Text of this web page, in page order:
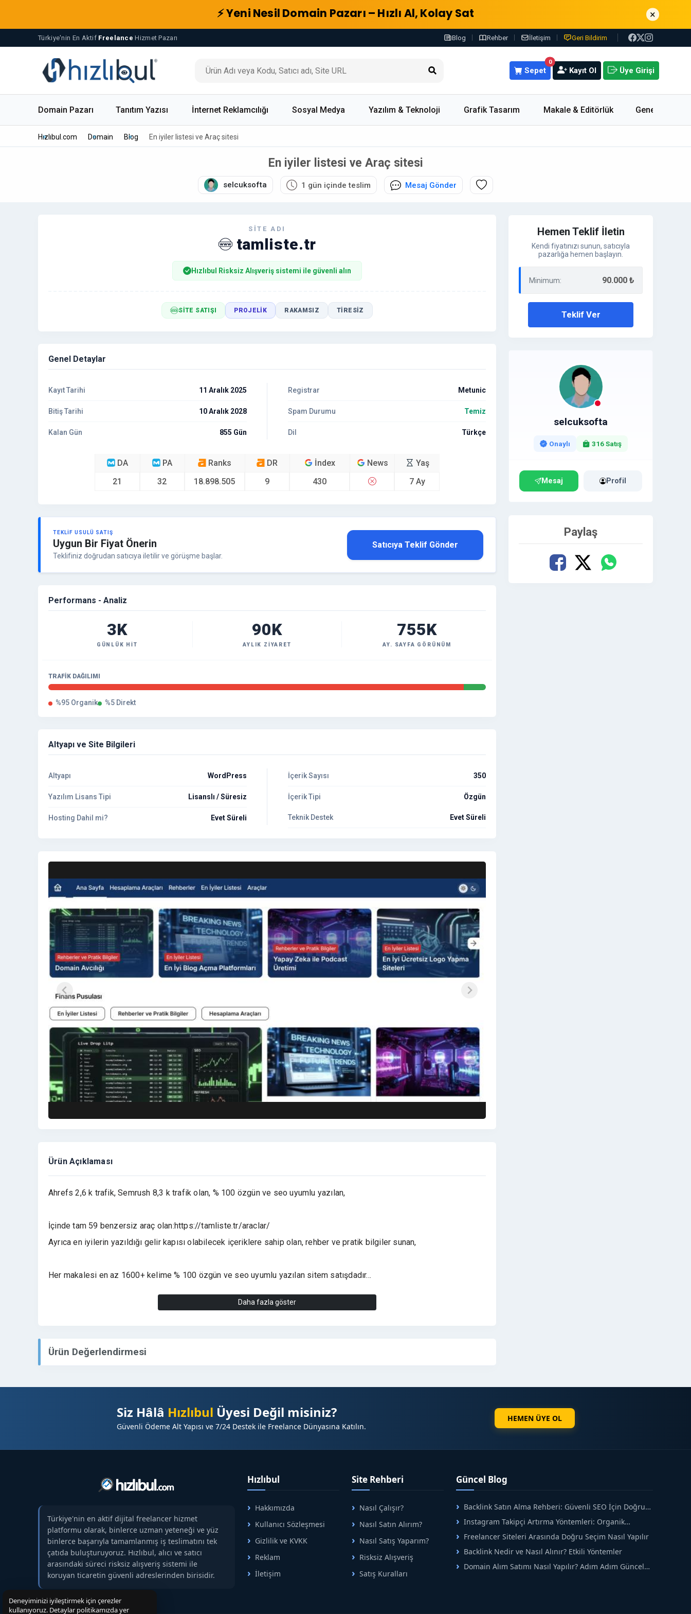
⚡ Yeni Nesil Domain Pazarı – Hızlı Al, Kolay Sat ×
Türkiye'nin En Aktif Freelance Hizmet Pazarı Blog Rehber İletişim Geri Bildirim
0
Sepet Kayıt Ol Üye Girişi
Domain Pazarı Tanıtım Yazısı İnternet Reklamcılığı Sosyal Medya Yazılım & Teknoloji Grafik Tasarım Makale & Editörlük Genel
Hızlıbul.com Domain Blog En iyiler listesi ve Araç sitesi
En iyiler listesi ve Araç sitesi
selcuksofta 1 gün içinde teslim Mesaj Gönder
SITE ADI
tamliste.tr
Hızlıbul Risksiz Alışveriş sistemi ile güvenli alın
SITE SATIŞI PROJELIK RAKAMSIZ TIRESIZ
Genel Detaylar
Kayıt Tarihi 11 Aralık 2025
Bitiş Tarihi 10 Aralık 2028
Kalan Gün 855 Gün
Registrar Metunic
Spam Durumu Temiz
Dil Türkçe
DA
21
PA
32
Ranks
18.898.505
DR
9
İndex
430
News
Yaş
7 Ay
TEKLIF USULÜ SATIŞ
Uygun Bir Fiyat Önerin
Teklifiniz doğrudan satıcıya iletilir ve görüşme başlar.
Satıcıya Teklif Gönder
Performans - Analiz
3K
GÜNLÜK HIT
90K
AYLIK ZIYARET
755K
AY. SAYFA GÖRÜNÜM
TRAFIK DAĞILIMI
%95 Organik %5 Direkt
Altyapı ve Site Bilgileri
Altyapı WordPress
Yazılım Lisans Tipi Lisanslı / Süresiz
Hosting Dahil mi? Evet Süreli
İçerik Sayısı 350
İçerik Tipi Özgün
Teknik Destek Evet Süreli
Ürün Açıklaması
Ahrefs 2,6 k trafik, Semrush 8,3 k trafik olan, % 100 özgün ve seo uyumlu yazılan,
İçinde tam 59 benzersiz araç olan:https://tamliste.tr/araclar/
Ayrıca en iyilerin yazıldığı gelir kapısı olabilecek içeriklere sahip olan, rehber ve pratik bilgiler sunan,
Her makalesi en az 1600+ kelime % 100 özgün ve seo uyumlu yazılan sitem satışdadır...
Domain 10.12.2028'e kadar ödenmiştir ve metunic firmasındadır firma içi ücretsiz devredilir.
Tema kanews (3.000 TL)
Daha fazla göster
Ürün Değerlendirmesi
Hemen Teklif İletin
Kendi fiyatınızı sunun, satıcıyla
pazarlığa hemen başlayın.
Minimum: 90.000 ₺
Teklif Ver
selcuksofta
Onaylı 316 Satış
Mesaj Profil
Paylaş
Siz Hâlâ Hızlıbul Üyesi Değil misiniz?
Güvenli Ödeme Alt Yapısı ve 7/24 Destek ile Freelance Dünyasına Katılın.
HEMEN ÜYE OL
Türkiye'nin en aktif dijital freelancer hizmet
platformu olarak, binlerce uzman yeteneği ve yüz
binlerce başarıyla tamamlanmış iş teslimatını tek
çatıda buluşturuyoruz. Hızlıbul, alıcı ve satıcı
arasındaki süreci risksiz alışveriş sistemi ile
koruyan ticaretin güvenli adreslerinden birisidir.
Hızlıbul
Hakkımızda
Kullanıcı Sözleşmesi
Gizlilik ve KVKK
Reklam
İletişim
Site Rehberi
Nasıl Çalışır?
Nasıl Satın Alırım?
Nasıl Satış Yaparım?
Risksiz Alışveriş
Satış Kuralları
Güncel Blog
Backlink Satın Alma Rehberi: Güvenli SEO İçin Doğru
Instagram Takipçi Artırma Yöntemleri: Organik
Büyüme Rehberi
Freelancer Siteleri Arasında Doğru Seçim Nasıl Yapılır
Backlink Nedir ve Nasıl Alınır? Etkili Yöntemler
Domain Alım Satımı Nasıl Yapılır? Adım Adım Güncel
Deneyiminizi iyileştirmek için çerezler
kullanıyoruz. Detaylar politikamızda yer